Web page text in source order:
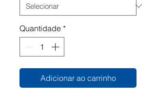
Quantidade *
Adicionar ao carrinho